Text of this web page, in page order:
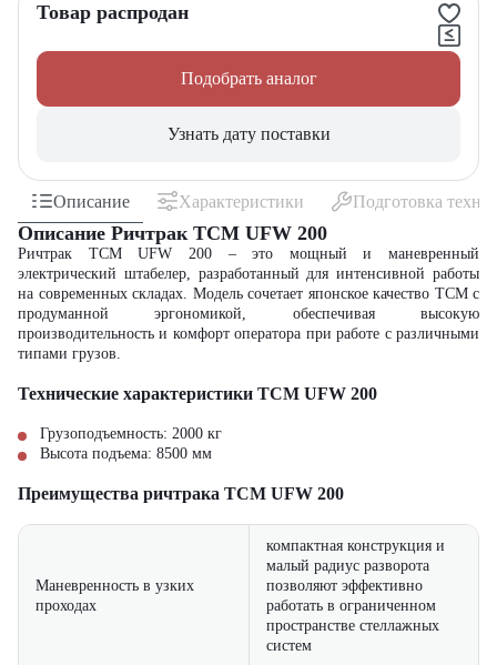
Товар распродан
Подобрать аналог
Узнать дату поставки
Описание Характеристики Подготовка
Описание Ричтрак TCM UFW 200
Ричтрак TCM UFW 200 – это мощный и маневренный
электрический штабелер, разработанный для интенсивной работы
на современных складах. Модель сочетает японское качество TCM с
продуманной эргономикой, обеспечивая высокую
производительность и комфорт оператора при работе с различными
типами грузов.
Технические характеристики TCM UFW 200
Грузоподъемность: 2000 кг
Высота подъема: 8500 мм
Преимущества ричтрака TCM UFW 200
Маневренность в узких
проходах
компактная конструкция и
малый радиус разворота
позволяют эффективно
работать в ограниченном
пространстве стеллажных
систем